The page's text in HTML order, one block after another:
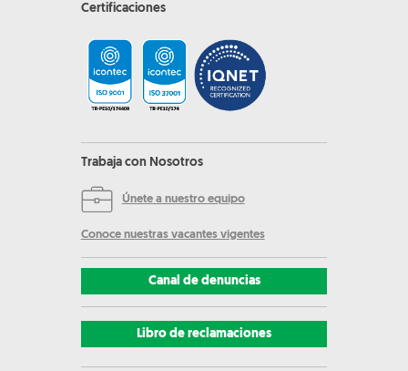
Certificaciones
Trabaja con Nosotros
Únete a nuestro equipo
Conoce nuestras vacantes vigentes
Canal de denuncias
Libro de reclamaciones